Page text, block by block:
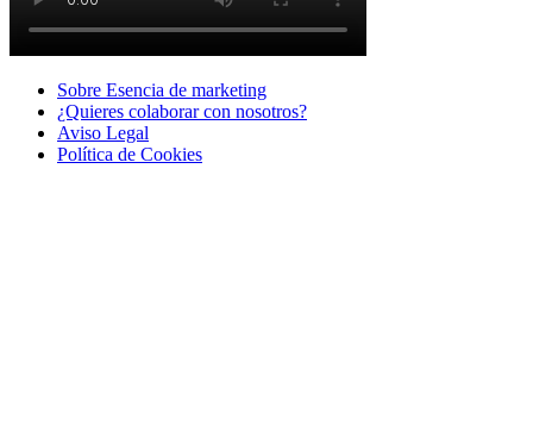
Sobre Esencia de marketing
¿Quieres colaborar con nosotros?
Aviso Legal
Polí­tica de Cookies